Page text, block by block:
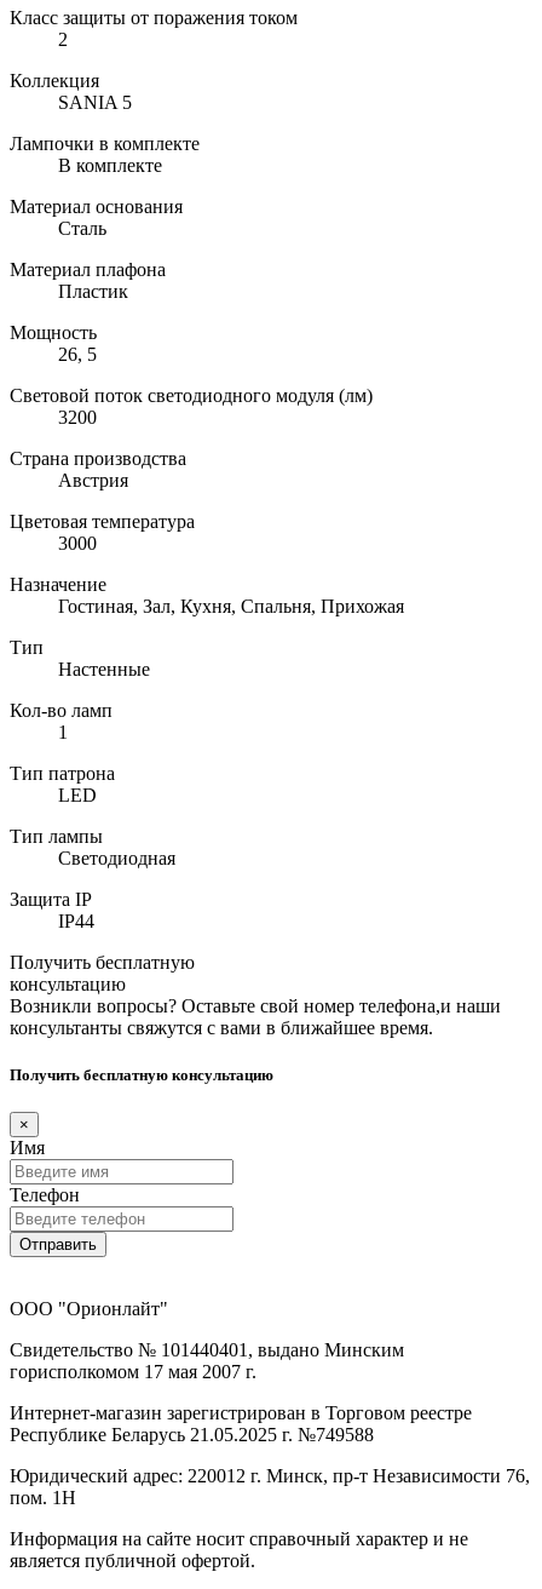
Класс защиты от поражения током
2
Коллекция
SANIA 5
Лампочки в комплекте
В комплекте
Материал основания
Сталь
Материал плафона
Пластик
Мощность
26, 5
Световой поток светодиодного модуля (лм)
3200
Страна производства
Австрия
Цветовая температура
3000
Назначение
Гостиная, Зал, Кухня, Спальня, Прихожая
Тип
Настенные
Кол-во ламп
1
Тип патрона
LED
Тип лампы
Светодиодная
Защита IP
IP44
Получить бесплатную
консультацию
Возникли вопросы? Оставьте свой номер телефона,и наши
консультанты свяжутся с вами в ближайшее время.
Получить бесплатную консультацию
×
Имя
Телефон
Отправить
ООО "Орионлайт"
Свидетельство № 101440401, выдано Минским
горисполкомом 17 мая 2007 г.
Интернет-магазин зарегистрирован в Торговом реестре
Республике Беларусь 21.05.2025 г. №749588
Юридический адрес: 220012 г. Минск, пр-т Независимости 76,
пом. 1Н
Информация на сайте носит справочный характер и не
является публичной офертой.